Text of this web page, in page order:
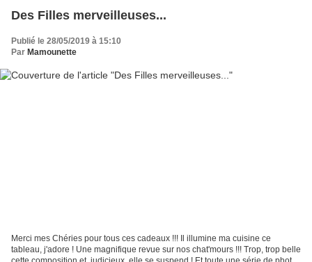
Des Filles merveilleuses...
Publié le 28/05/2019 à 15:10
Par Mamounette
Merci mes Chéries pour tous ces cadeaux !!! Il illumine ma cuisine ce
tableau, j'adore ! Une magnifique revue sur nos chat'mours !!! Trop, trop belle